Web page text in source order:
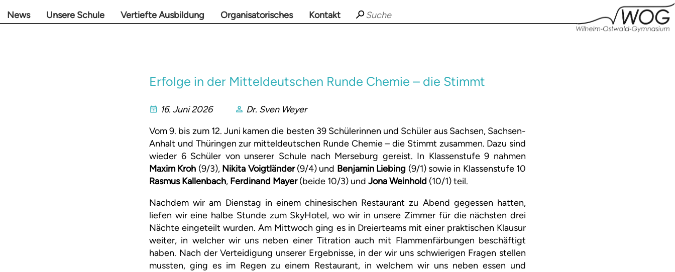
News Unsere Schule Vertiefte Ausbildung Organisatorisches Kontakt
Erfolge in der Mitteldeutschen Runde Chemie – die Stimmt
16. Juni 2026
Dr. Sven Weyer
Vom 9. bis zum 12. Juni kamen die besten 39 Schülerinnen und Schüler aus Sachsen, Sachsen-
Anhalt und Thüringen zur mitteldeutschen Runde Chemie – die Stimmt zusammen. Dazu sind
wieder 6 Schüler von unserer Schule nach Merseburg gereist. In Klassenstufe 9 nahmen
Maxim Kroh (9/3), Nikita Voigtländer(9/4) und Benjamin Liebing (9/1) sowie in Klassenstufe 10
Rasmus Kallenbach, Ferdinand Mayer(beide 10/3) und Jona Weinhold (10/1) teil.
Nachdem wir am Dienstag in einem chinesischen Restaurant zu Abend gegessen hatten,
liefen wir eine halbe Stunde zum SkyHotel, wo wir in unsere Zimmer für die nächsten drei
Nächte eingeteilt wurden. Am Mittwoch ging es in Dreierteams mit einer praktischen Klausur
weiter, in welcher wir uns neben einer Titration auch mit Flammenfärbungen beschäftigt
haben. Nach der Verteidigung unserer Ergebnisse, in der wir uns schwierigen Fragen stellen
mussten, ging es im Regen zu einem Restaurant, in welchem wir uns neben essen und